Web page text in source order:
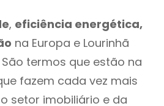
, eficiência energética,
na Europa e Lourinhã
termos que estão na
fazem cada vez mais
setor imobiliário e da